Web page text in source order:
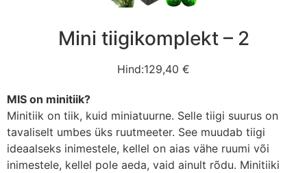
Mini tiigikomplekt – 2
Hind:129,40 €
MIS on minitiik?
Minitiik on tiik, kuid miniatuurne. Selle tiigi suurus on
tavaliselt umbes üks ruutmeeter. See muudab tiigi
ideaalseks inimestele, kellel on aias vähe ruumi või
inimestele, kellel pole aeda, vaid ainult rõdu. Minitiiki